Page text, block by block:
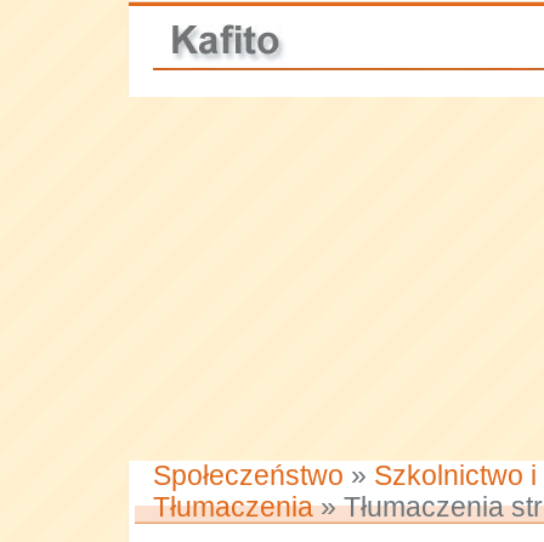
Społeczeństwo » Szkolnictwo
Tłumaczenia» Tłumaczenia